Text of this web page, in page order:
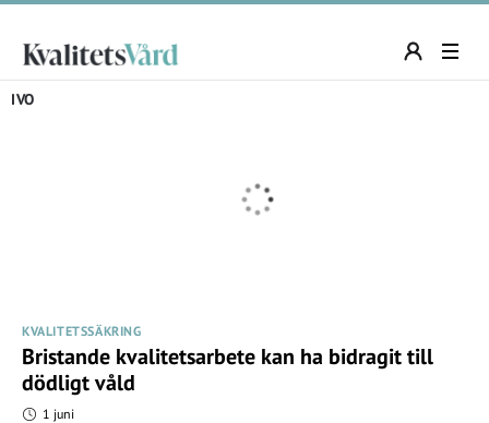
IVO
KVALITETSSÄKRING
Bristande kvalitetsarbete kan ha bidragit till
dödligt våld
1 juni